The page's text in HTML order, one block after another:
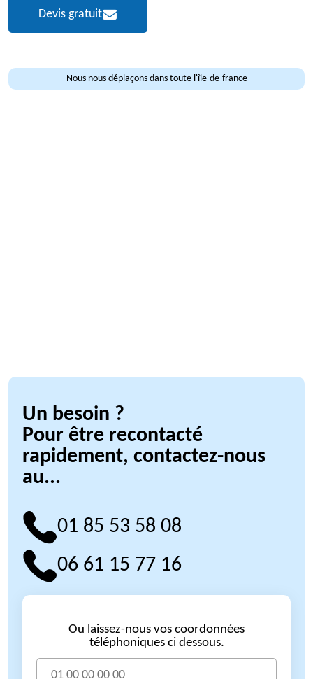
Devis gratuit
Nous nous déplaçons dans toute l'île-de-france
Un besoin ?
Pour être recontacté
rapidement, contactez-nous
au...
01 85 53 58 08
06 61 15 77 16
Ou laissez-nous vos coordonnées
téléphoniques ci dessous.